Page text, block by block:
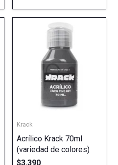
era:
$9.900.
es:
Krack
Acrílico Krack 70ml
(variedad de colores)
$3.390